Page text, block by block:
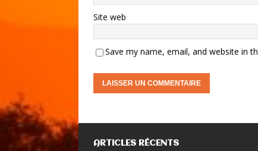
Site web
Save my name, email, and website in
ARTICLES RÉCENTS